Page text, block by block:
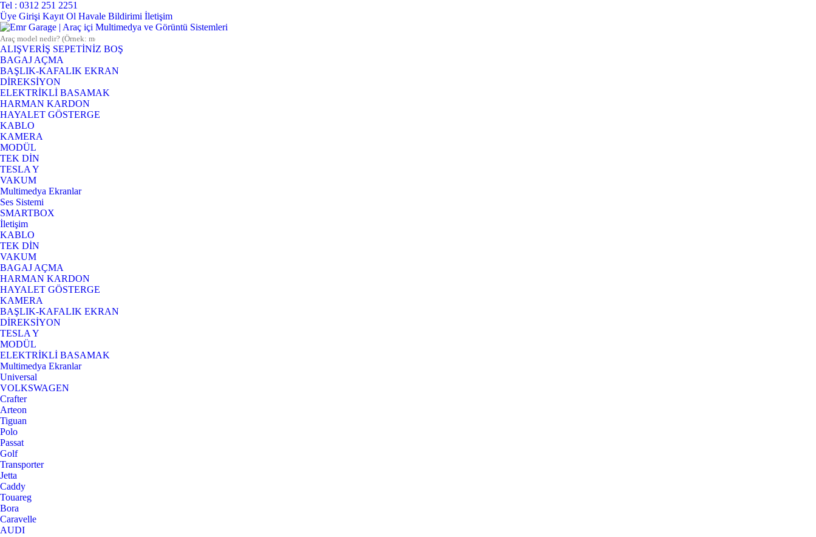
Tel : 0312 251 2251
Üye Girişi Kayıt Ol Havale Bildirimi İletişim
ALIŞVERİŞ SEPETİNİZ BOŞ
BAGAJ AÇMA
BAŞLIK-KAFALIK EKRAN
DİREKSİYON
ELEKTRİKLİ BASAMAK
HARMAN KARDON
HAYALET GÖSTERGE
KABLO
KAMERA
MODÜL
TEK DİN
TESLA Y
VAKUM
Multimedya Ekranlar
Ses Sistemi
SMARTBOX
İletişim
KABLO
TEK DİN
VAKUM
BAGAJ AÇMA
HARMAN KARDON
HAYALET GÖSTERGE
KAMERA
BAŞLIK-KAFALIK EKRAN
DİREKSİYON
TESLA Y
MODÜL
ELEKTRİKLİ BASAMAK
Multimedya Ekranlar
Universal
VOLKSWAGEN
Crafter
Arteon
Tiguan
Polo
Passat
Golf
Transporter
Jetta
Caddy
Touareg
Bora
Caravelle
AUDI